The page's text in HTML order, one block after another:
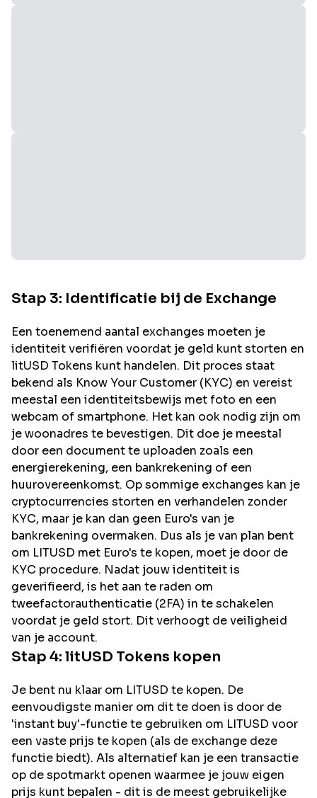
Stap 3: Identificatie bij de Exchange
Een toenemend aantal exchanges moeten je
identiteit verifiëren voordat je geld kunt storten en
litUSD Tokens kunt handelen. Dit proces staat
bekend als Know Your Customer (KYC) en vereist
meestal een identiteitsbewijs met foto en een
webcam of smartphone. Het kan ook nodig zijn om
je woonadres te bevestigen. Dit doe je meestal
door een document te uploaden zoals een
energierekening, een bankrekening of een
huurovereenkomst. Op sommige exchanges kan je
cryptocurrencies storten en verhandelen zonder
KYC, maar je kan dan geen Euro's van je
bankrekening overmaken. Dus als je van plan bent
om LITUSD met Euro's te kopen, moet je door de
KYC procedure. Nadat jouw identiteit is
geverifieerd, is het aan te raden om
tweefactorauthenticatie (2FA) in te schakelen
voordat je geld stort. Dit verhoogt de veiligheid
van je account.
Stap 4: litUSD Tokens kopen
Je bent nu klaar om LITUSD te kopen. De
eenvoudigste manier om dit te doen is door de
'instant buy'-functie te gebruiken om LITUSD voor
een vaste prijs te kopen (als de exchange deze
functie biedt). Als alternatief kan je een transactie
op de spotmarkt openen waarmee je jouw eigen
prijs kunt bepalen - dit is de meest gebruikelijke